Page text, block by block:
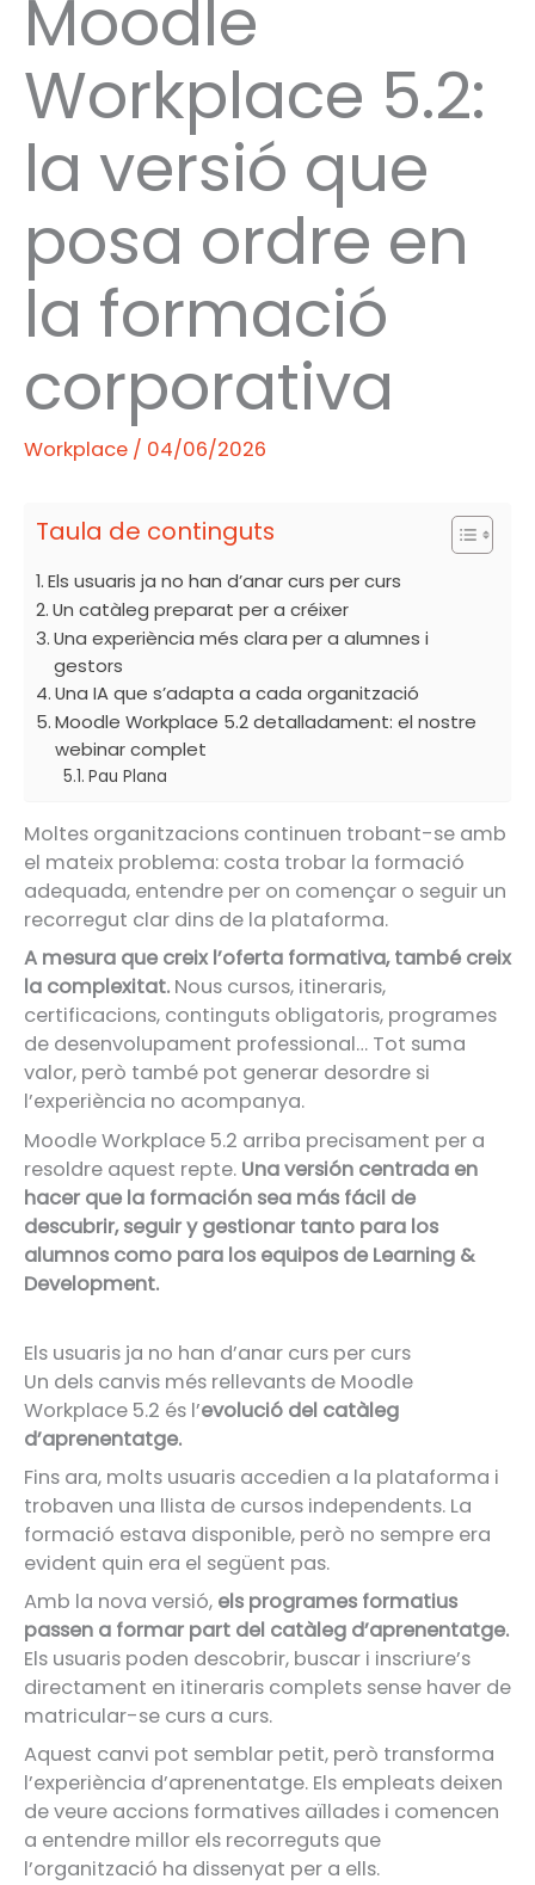
Moodle
Workplace 5.2:
la versió que
posa ordre en
la formació
corporativa
Workplace / 04/06/2026
Taula de continguts
Els usuaris ja no han d’anar curs per curs
Un catàleg preparat per a créixer
Una experiència més clara per a alumnes i
gestors
Una IA que s’adapta a cada organització
Moodle Workplace 5.2 detalladament: el nostre
webinar complet
Pau Plana
Moltes organitzacions continuen trobant-se amb
el mateix problema: costa trobar la formació
adequada, entendre per on començar o seguir un
recorregut clar dins de la plataforma.
A mesura que creix l’oferta formativa, també creix
la complexitat. Nous cursos, itineraris,
certificacions, continguts obligatoris, programes
de desenvolupament professional… Tot suma
valor, però també pot generar desordre si
l’experiència no acompanya.
Moodle Workplace 5.2 arriba precisament per a
resoldre aquest repte. Una versión centrada en
hacer que la formación sea más fácil de
descubrir, seguir y gestionar tanto para los
alumnos como para los equipos de Learning &
Development.
Els usuaris ja no han d’anar curs per curs
Un dels canvis més rellevants de Moodle
Workplace 5.2 és l’evolució del catàleg
d’aprenentatge.
Fins ara, molts usuaris accedien a la plataforma i
trobaven una llista de cursos independents. La
formació estava disponible, però no sempre era
evident quin era el següent pas.
Amb la nova versió, els programes formatius
passen a formar part del catàleg d’aprenentatge.
Els usuaris poden descobrir, buscar i inscriure’s
directament en itineraris complets sense haver de
matricular-se curs a curs.
Aquest canvi pot semblar petit, però transforma
l’experiència d’aprenentatge. Els empleats deixen
de veure accions formatives aïllades i comencen
a entendre millor els recorreguts que
l’organització ha dissenyat per a ells.